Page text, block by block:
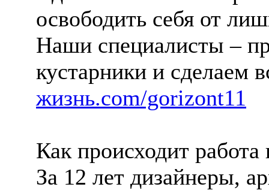
освободить себя от
Наши специалисты –
кустарники и сделаем
жизнь.com/gorizont11
Как происходит
За 12 лет дизайнеры,